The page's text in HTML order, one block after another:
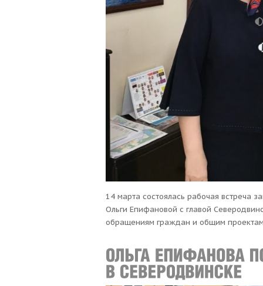
14 марта состоялась рабочая встреча
Ольги Епифановой с главой
обращениям граждан и общим
отметила вице-спикер Госдумы.
была рамочной, на ней были только
Ольги Николаевны с главой [&hellip